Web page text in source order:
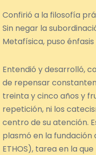
Confirió a la filosofía
Sin negar la
Metafísica, puso
Entendió y desarrolló,
de repensar
treinta y cinco años y
repetición, ni los
centro de su atención.
plasmó en la fundación
ETHOS), tarea en la